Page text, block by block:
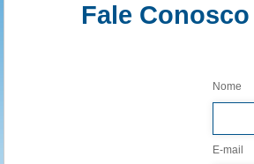
Fale Conosco
Nome
E-mail